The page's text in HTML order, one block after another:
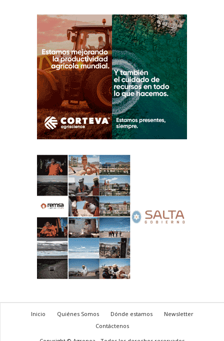
Inicio Quiénes Somos Dónde estamos
Newsletter
Contáctenos